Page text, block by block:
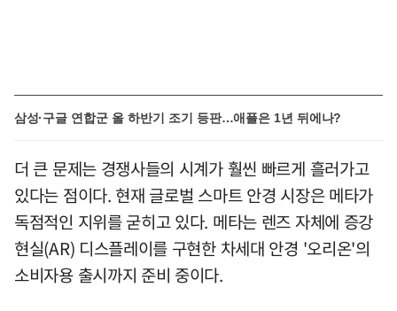
삼성·구글 연합군 올 하반기 조기 등판…애플은 1년 뒤에나?
더 큰 문제는 경쟁사들의 시계가 훨씬 빠르게 흘러가고
있다는 점이다. 현재 글로벌 스마트 안경 시장은 메타가
독점적인 지위를 굳히고 있다. 메타는 렌즈 자체에 증강
현실(AR) 디스플레이를 구현한 차세대 안경 '오리온'의
소비자용 출시까지 준비 중이다.